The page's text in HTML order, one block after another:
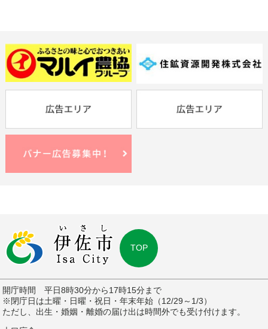
TOP
開庁時間 平日8時30分から17時15分まで
※閉庁日は土曜・日曜・祝日・年末年始（12/29～1/3）
ただし、出生・婚姻・離婚の届け出は時間外でも受け付けます。